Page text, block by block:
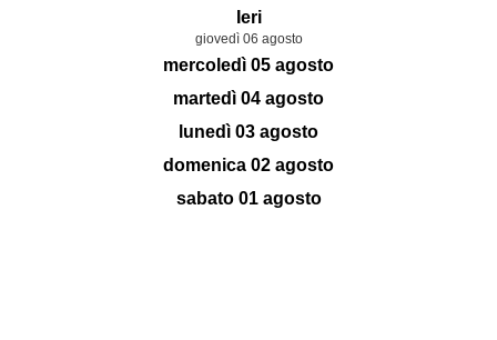
Ieri
giovedì 06 agosto
mercoledì 05 agosto
martedì 04 agosto
lunedì 03 agosto
domenica 02 agosto
sabato 01 agosto